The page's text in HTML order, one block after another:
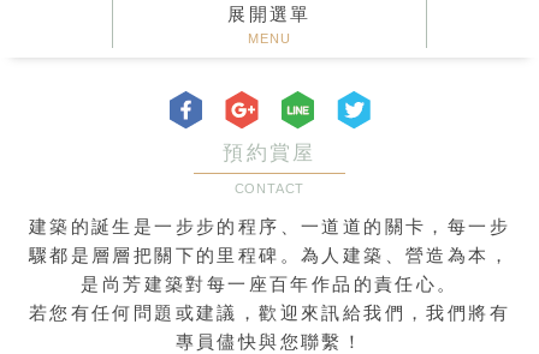
展開選單
MENU
預約賞屋
CONTACT
建築的誕生是一步步的程序、一道道的關卡，每一步
驟都是層層把關下的里程碑。為人建築、營造為本，
是尚芳建築對每一座百年作品的責任心。
若您有任何問題或建議，歡迎來訊給我們，我們將有
專員儘快與您聯繫！